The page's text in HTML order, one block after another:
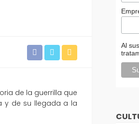
de la guerrilla que
y de su llegada a la
Al